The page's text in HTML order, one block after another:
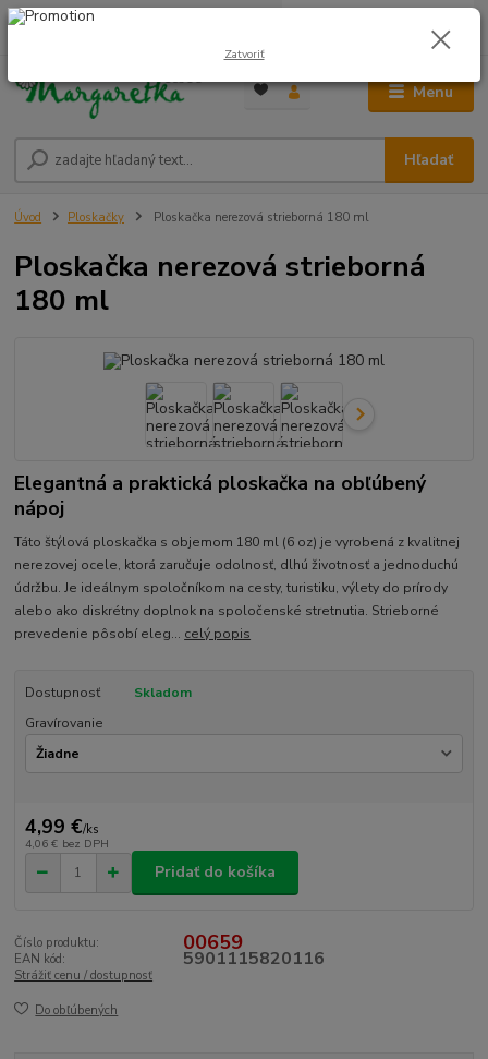
Menu
Hľadať
0948 236 042
0,00 €
Úvod Ploskačky Ploskačka nerezová strieborná 180 ml
Ploskačka nerezová strieborná
180 ml
Elegantná a praktická ploskačka na obľúbený
nápoj
Táto štýlová ploskačka s objemom 180 ml (6 oz) je vyrobená z kvalitnej
nerezovej ocele, ktorá zaručuje odolnosť, dlhú životnosť a jednoduchú
údržbu. Je ideálnym spoločníkom na cesty, turistiku, výlety do prírody
alebo ako diskrétny doplnok na spoločenské stretnutia. Strieborné
prevedenie pôsobí eleg... celý popis
Dostupnosť
Skladom
Gravírovanie
4,99 €/ks
4,06 € bez DPH
Pridať do košíka
Číslo produktu: 00659
EAN kód: 5901115820116
Strážiť cenu / dostupnosť
Do obľúbených
Zatvoriť